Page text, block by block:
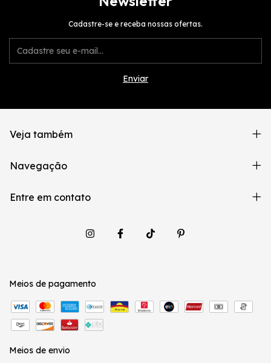
Cadastre-se e receba nossas ofertas.
Veja também
Navegação
Entre em contato
Meios de pagamento
Meios de envio